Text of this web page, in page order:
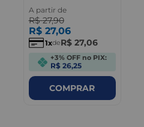
A partir de
R$ 27,90
R$ 27,06
1 deR$ 27,06
+3% OFF no PIX:
R$ 26,25
COMPRAR